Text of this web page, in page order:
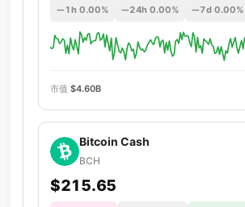
1h 0.00% 24h 0.00% 7d 0.00%
市值 $4.60B
Bitcoin Cash
BCH
$215.65